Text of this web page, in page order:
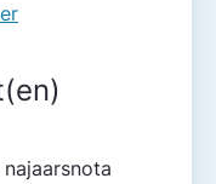
najaarsnota